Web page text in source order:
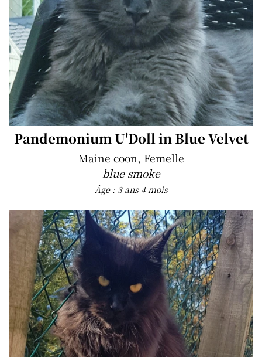
Pandemonium U'Doll in Blue Velvet
Maine coon, Femelle
blue smoke
Âge : 3 ans 4 mois